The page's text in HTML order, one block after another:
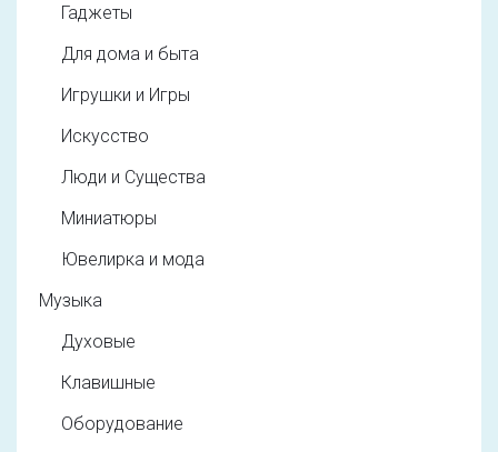
Гаджеты
Для дома и быта
Игрушки и Игры
Искусство
Люди и Существа
Миниатюры
Ювелирка и мода
Музыка
Духовые
Клавишные
Оборудование